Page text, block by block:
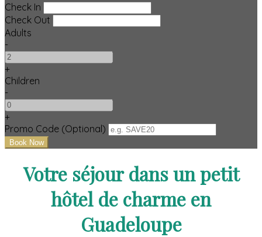
Check In
Check Out
Adults
-
+
Children
-
+
Promo Code (Optional)
Votre séjour dans un petit
hôtel de charme en
Guadeloupe